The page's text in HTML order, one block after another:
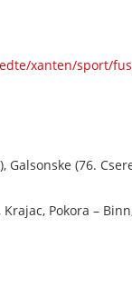
xanten/sport/
(76.
Pokora –